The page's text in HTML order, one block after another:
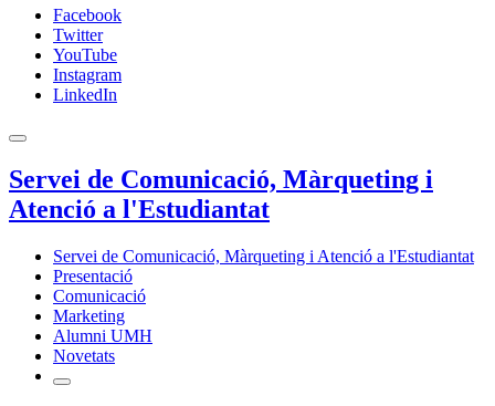
Facebook
Twitter
YouTube
Instagram
LinkedIn
Servei de Comunicació, Màrqueting i
Atenció a l'Estudiantat
Servei de Comunicació, Màrqueting i Atenció a l'Estudiantat
Presentació
Comunicació
Marketing
Alumni UMH
Novetats